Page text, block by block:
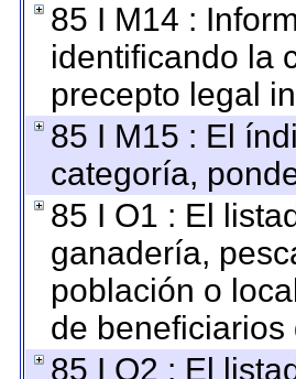
85 I M14 :
identificando la
precepto legal
85 I M15 : El
categoría,
85 I O1 : El
ganadería,
población o
de
85 I O2 : El